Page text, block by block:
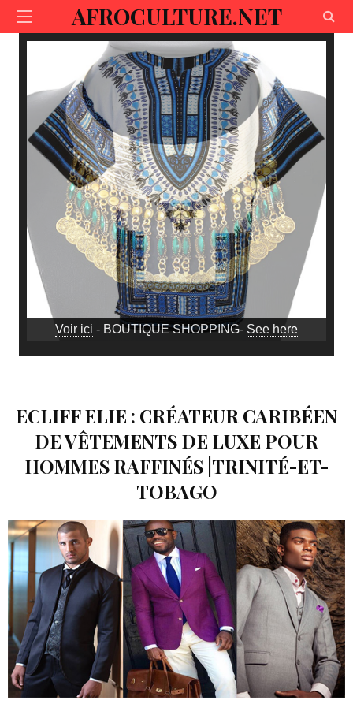
AFROCULTURE.NET
Voir ici - BOUTIQUE SHOPPING- See here
ECLIFF ELIE : CRÉATEUR CARIBÉEN
DE VÊTEMENTS DE LUXE POUR
HOMMES RAFFINÉS |TRINITÉ-ET-
TOBAGO